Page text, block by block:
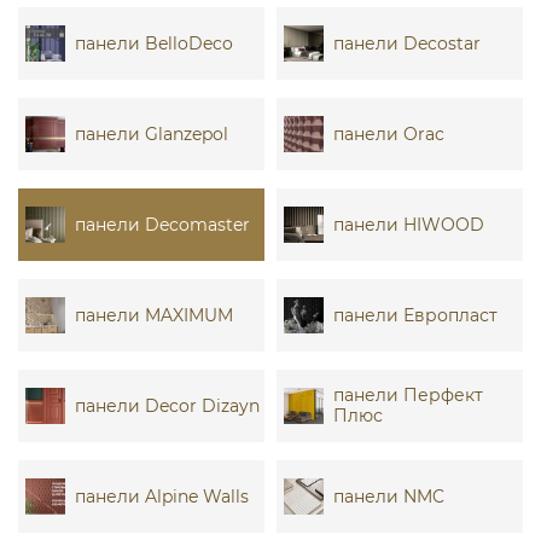
панели BelloDeco панели Decostar
панели Glanzepol панели Orac
панели Decomaster панели HIWOOD
панели MAXIMUM панели Европласт
панели Decor Dizayn
панели Перфект
Плюс
панели Alpine Walls панели NMC